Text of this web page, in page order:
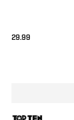
29.99